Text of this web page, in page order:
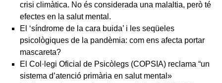
crisi climàtica. No és considerada una malaltia, però té
efectes en la salut mental.
El ‘síndrome de la cara buida’ i les seqüeles
psicològiques de la pandèmia: com ens afecta portar
mascareta?
El Col·legi Oficial de Psicòlegs (COPSIA) reclama “un
sistema d’atenció primària en salut mental»